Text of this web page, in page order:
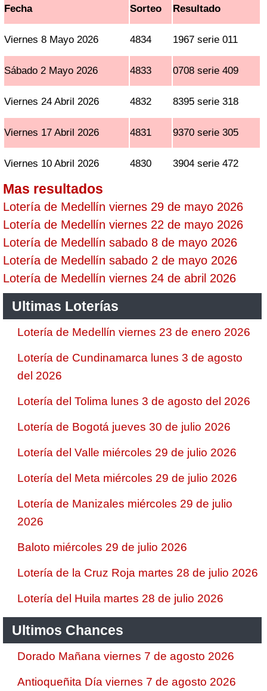
Fecha Sorteo Resultado
Viernes 8 Mayo 2026 4834 1967 serie 011
Sábado 2 Mayo 2026 4833 0708 serie 409
Viernes 24 Abril 2026 4832 8395 serie 318
Viernes 17 Abril 2026 4831 9370 serie 305
Viernes 10 Abril 2026 4830 3904 serie 472
Mas resultados
Lotería de Medellín viernes 29 de mayo 2026
Lotería de Medellín viernes 22 de mayo 2026
Lotería de Medellín sabado 8 de mayo 2026
Lotería de Medellín sabado 2 de mayo 2026
Lotería de Medellín viernes 24 de abril 2026
Ultimas Loterías
Lotería de Medellín viernes 23 de enero 2026
Lotería de Cundinamarca lunes 3 de agosto
del 2026
Lotería del Tolima lunes 3 de agosto del 2026
Lotería de Bogotá jueves 30 de julio 2026
Lotería del Valle miércoles 29 de julio 2026
Lotería del Meta miércoles 29 de julio 2026
Lotería de Manizales miércoles 29 de julio
2026
Baloto miércoles 29 de julio 2026
Lotería de la Cruz Roja martes 28 de julio 2026
Lotería del Huila martes 28 de julio 2026
Ultimos Chances
Dorado Mañana viernes 7 de agosto 2026
Antioqueñita Día viernes 7 de agosto 2026